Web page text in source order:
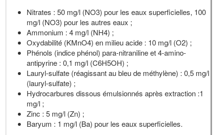
Nitrates : 50 mg/l (NO3) pour les eaux superficielles, 100
mg/l (NO3) pour les autres eaux ;
Ammonium : 4 mg/l (NH4) ;
Oxydabilité (KMnO4) en milieu acide : 10 mg/l (O2) ;
Phénols (indice phénol) para-nitraniline et 4-amino-
antipyrine : 0,1 mg/l (C6H5OH) ;
Lauryl-sulfate (réagissant au bleu de méthylène) : 0,5 mg/l
(lauryl-sulfate) ;
Hydrocarbures dissous émulsionnés après extraction :1
mg/l ;
Zinc : 5 mg/l (Zn) ;
Baryum : 1 mg/l (Ba) pour les eaux superficielles.